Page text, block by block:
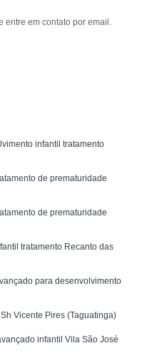
entre em contato por email.
infantil tratamento
de prematuridade
de prematuridade
tratamento Recanto das
para desenvolvimento
Vicente Pires (Taguatinga)
infantil Vila São José